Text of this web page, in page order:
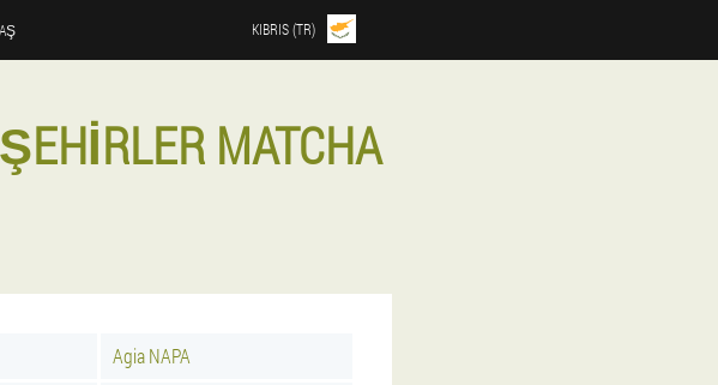
KIBRIS (TR)
MATCHA
Agia NAPA